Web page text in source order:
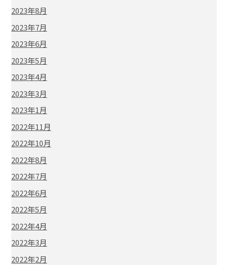
2023年8月
2023年7月
2023年6月
2023年5月
2023年4月
2023年3月
2023年1月
2022年11月
2022年10月
2022年8月
2022年7月
2022年6月
2022年5月
2022年4月
2022年3月
2022年2月